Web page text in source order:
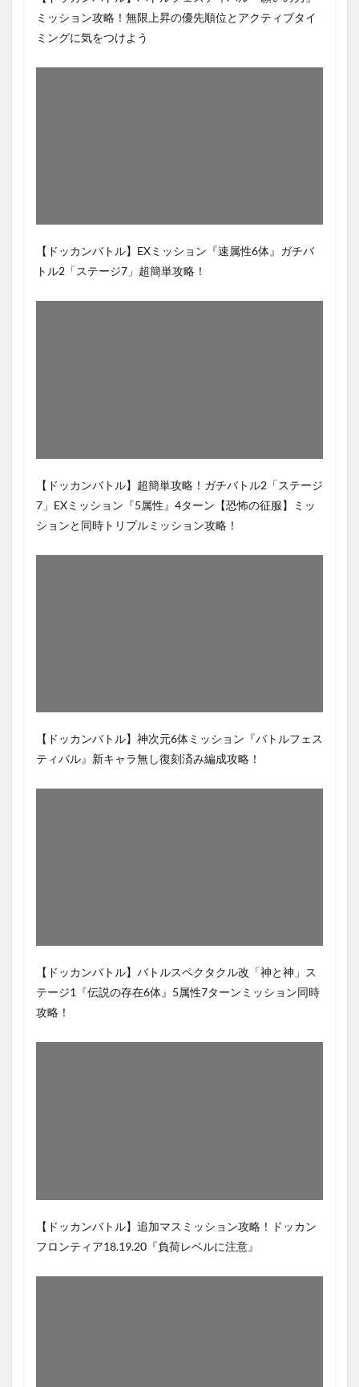
ミッション攻略！無限上昇の優先順位とアクティブタイ
ミングに気をつけよう
【ドッカンバトル】EXミッション『速属性6体』ガチバ
トル2「ステージ7」超簡単攻略！
【ドッカンバトル】超簡単攻略！ガチバトル2「ステージ
7」EXミッション『5属性』4ターン【恐怖の征服】ミッ
ションと同時トリプルミッション攻略！
【ドッカンバトル】神次元6体ミッション『バトルフェス
ティバル』新キャラ無し復刻済み編成攻略！
【ドッカンバトル】バトルスペクタクル改「神と神」ス
テージ1『伝説の存在6体』5属性7ターンミッション同時
攻略！
【ドッカンバトル】追加マスミッション攻略！ドッカン
フロンティア18.19.20『負荷レベルに注意』